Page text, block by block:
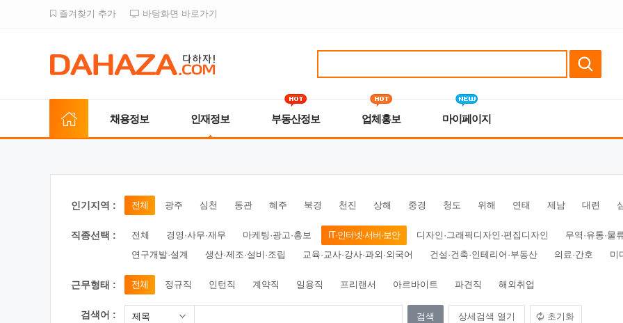
즐겨찾기 추가 바탕화면 바로가기
채용정보 인재정보 부동산정보 업체홍보 마이페이지
인기지역 : 전체 광주 심천 동관 혜주 북경 천진 상해 중경 청도 위해 연태 제남 대련
직종선택 : 전체 경영·사무·재무 마케팅·광고·홍보 IT·인터넷·서버·보안 디자인·그래픽디자인·편집디자인
무역·유통·물
연구개발·설계
생산·제조·설비·조립 교육·교사·강사·과외·외국어 건설·건축·인테리어·부동산 의료·간호 미
근무형태 : 전체 정규직 인턴직 계약직 일용직 프리랜서 아르바이트 파견직 해외취업
검색어 : 제목 상세검색 열기 초기화